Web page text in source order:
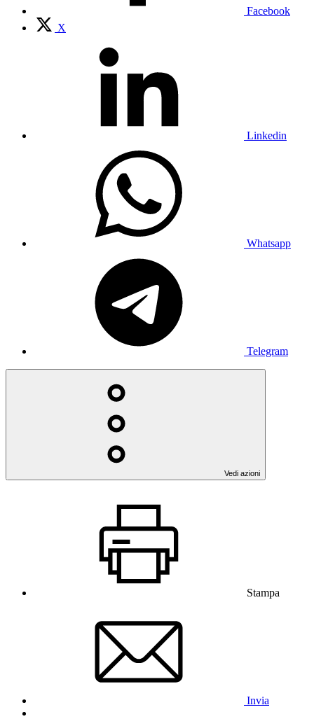
Facebook
X
Linkedin
Whatsapp
Telegram
Vedi azioni
Stampa
Invia